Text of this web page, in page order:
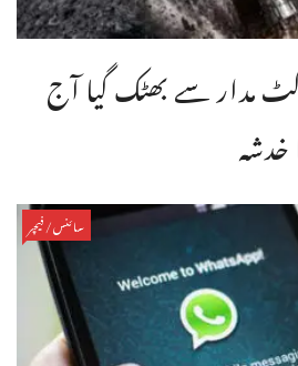
مدار سے بھٹک گیا آج
سائنس/فیچر